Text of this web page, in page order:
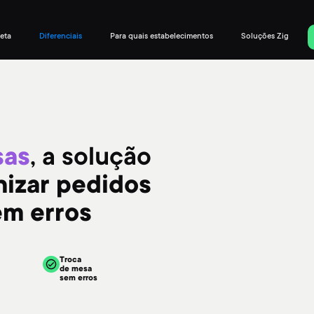
Diferenciais Para quais estabelecimentos Soluções Zig
, a solução
pedidos
erros
Troca
de mesa
sem erros